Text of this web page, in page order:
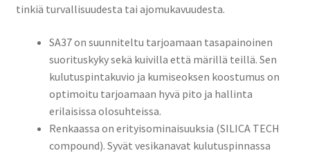
tinkiä turvallisuudesta tai ajomukavuudesta.
SA37 on suunniteltu tarjoamaan tasapainoinen
suorituskyky sekä kuivilla että märillä teillä. Sen
kulutuspintakuvio ja kumiseoksen koostumus on
optimoitu tarjoamaan hyvä pito ja hallinta
erilaisissa olosuhteissa.
Renkaassa on erityisominaisuuksia (SILICA TECH
compound). Syvät vesikanavat kulutuspinnassa